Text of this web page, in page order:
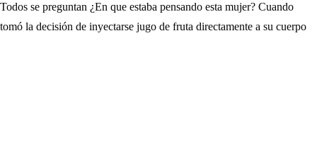
Todos se preguntan ¿En que estaba pensando esta mujer? Cuando
tomó la decisión de inyectarse jugo de fruta directamente a su cuerpo